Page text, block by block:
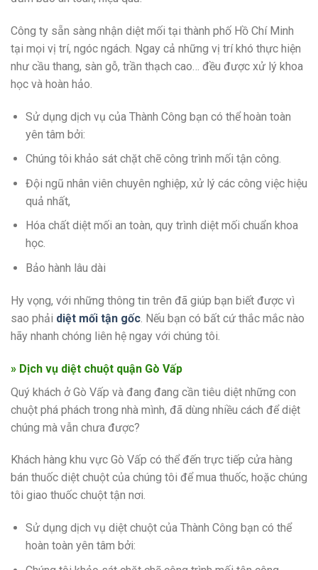
Công ty sẵn sàng nhận diệt mối tại thành phố Hồ Chí Minh
tại mọi vị trí, ngóc ngách. Ngay cả những vị trí khó thực hiện
như cầu thang, sàn gỗ, trần thạch cao… đều được xử lý khoa
học và hoàn hảo.
Sử dụng dịch vụ của Thành Công bạn có thể hoàn toàn
yên tâm bởi:
Chúng tôi khảo sát chặt chẽ công trình mối tận công.
Đội ngũ nhân viên chuyên nghiệp, xử lý các công việc hiệu
quả nhất,
Hóa chất diệt mối an toàn, quy trình diệt mối chuẩn khoa
học.
Bảo hành lâu dài
Hy vọng, với những thông tin trên đã giúp bạn biết được vì
sao phải diệt mối tận gốc . Nếu bạn có bất cứ thắc mắc nào
hãy nhanh chóng liên hệ ngay với chúng tôi.
» Dịch vụ diệt chuột quận Gò Vấp
Quý khách ở Gò Vấp và đang đang cần tiêu diệt những con
chuột phá phách trong nhà mình, đã dùng nhiều cách để diệt
chúng mà vẫn chưa được?
Khách hàng khu vực Gò Vấp có thể đến trực tiếp cửa hàng
bán thuốc diệt chuột của chúng tôi để mua thuốc, hoặc chúng
tôi giao thuốc chuột tận nơi.
Sử dụng dịch vụ diệt chuột của Thành Công bạn có thể
hoàn toàn yên tâm bởi: